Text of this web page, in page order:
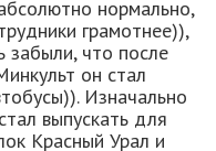
нормально,
грамотнее)),
забыли, что после
он стал
Изначально
выпускать для
Красный Урал и